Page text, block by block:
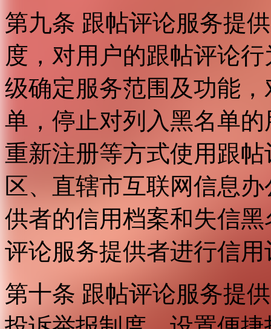
第九条 跟帖评论服务提
度，对用户的跟帖评论
级确定服务范围及功能
单，停止对列入黑名单
重新注册等方式使用跟
区、直辖市互联网信息
供者的信用档案和失信
评论服务提供者进行信用
第十条 跟帖评论服务提